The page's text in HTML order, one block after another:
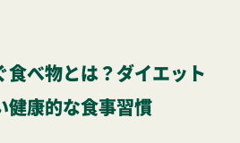
食べ物とは？ダイエット
健康的な食事習慣